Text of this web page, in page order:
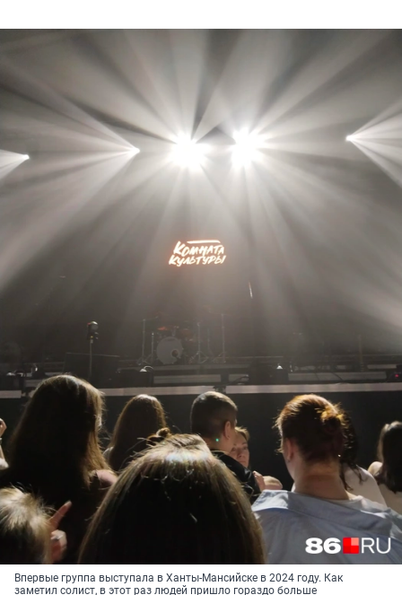
Впервые группа выступала в Ханты-Мансийске в 2024 году. Как
заметил солист, в этот раз людей пришло гораздо больше